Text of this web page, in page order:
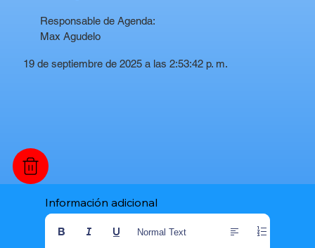
Responsable de Agenda:
Max Agudelo
19 de septiembre de 2025 a las 2:53:42 p. m.
Información adicional
Normal Text